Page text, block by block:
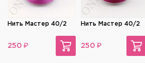
Нить Мастер 40/2
250 ₽
Нить Мастер 40/2
250 ₽